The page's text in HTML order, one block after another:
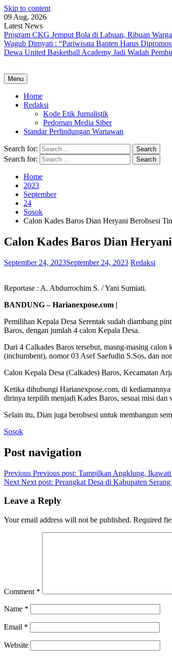
Skip to content
09 Aug, 2026
Latest News
Program CKG Jemput Bola di Labuan, Ribuan
Wagub Dimyati : “Pariwisata Banten Harus
Dewa United Basketball Academy Jadi Wadah
Menu
Home
Redaksi
Kode Etik Jurnalistik
Pedoman Media Siber
Standar Perlindungan Wartawan
Search for:
Search for:
Home
2023
September
24
Sosok
Calon Kades Baros Dian Heryani Berobsesi
Calon Kades Baros Dian
September 24, 2023September 24, 2023 Redaksi
Reportase : A. Abdurrochim S. / Yani
BANDUNG – Harianexpose.com |
Pemilihan Kepala Desa Serentak sudah diambang
Baros, dengan jumlah 4 calon Kepala Desa.
Dari 4 Calkades Baros tersebut, masng-masing
(inchumbent), nomor 03 Asef Saefudin S.Sos, dan
Calon Kepala Desa (Calkades) Baros, Kecamatan
Ketika dihubungi Harianexpose.com, di
dirinya terpilih menjadi Kades Baros, sesuai misi
Selain itu, Dian juga berobsesi untuk membangun
Sosok
Post navigation
Previous Previous post: Tampilkan Angklung,
Next Next post: Perangkat Desa di Kabupaten
Leave a Reply
Your email address will not be published. Required
Comment *
Name *
Email *
Website